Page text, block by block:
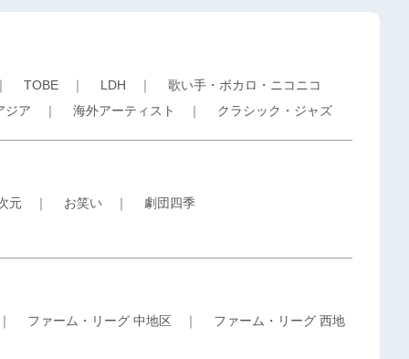
TOBE ｜ LDH ｜ 歌い手・ボカロ・ニコニコ
ジア ｜ 海外アーティスト ｜ クラシック・ジャズ
元 ｜ お笑い ｜ 劇団四季
ファーム・リーグ 中地区 ｜ ファーム・リーグ 西地